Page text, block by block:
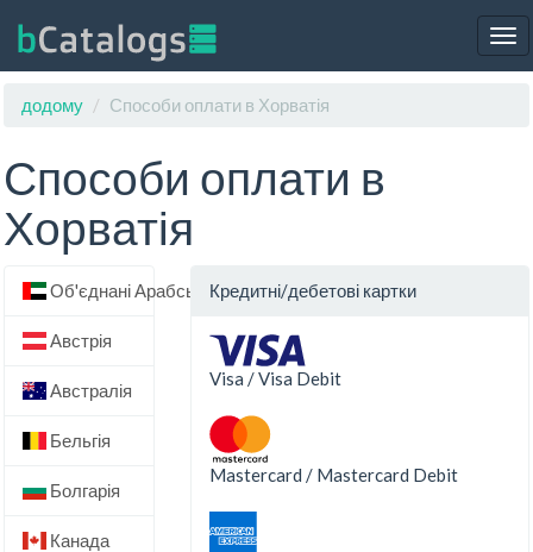
додому
Способи оплати в Хорватія
Способи оплати в
Хорватія
Об'єднані Арабські Емірати
Австрія
Австралія
Бельгія
Болгарія
Канада
Кредитні/дебетові картки
Visa / Visa Debit
Mastercard / Mastercard Debit